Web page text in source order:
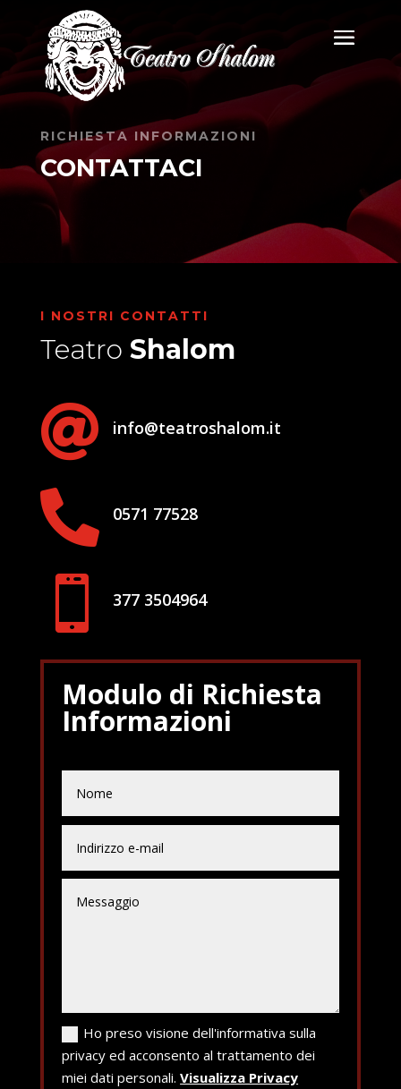
RICHIESTA INFORMAZIONI
CONTATTACI
I NOSTRI CONTATTI
Teatro Shalom
 info@teatroshalom.it
 0571 77528
 377 3504964
Modulo di Richiesta
Informazioni
Ho preso visione dell'informativa sulla
privacy ed acconsento al trattamento dei
miei dati personali.Visualizza Privacy